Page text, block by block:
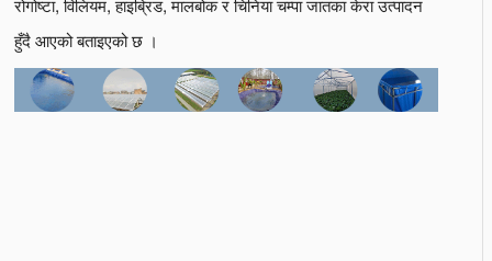
हुँदै आएको बताइएको छ ।